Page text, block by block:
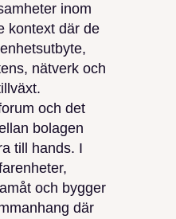
inom
kontext där de
nätverk och
och det
bolagen
till hands. I
och bygger
där